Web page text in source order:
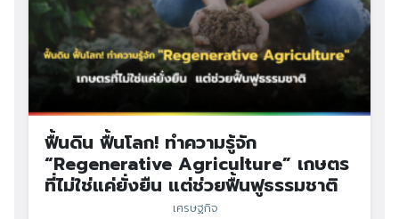
ฟื้นดิน ฟื้นโลก! ทำความรู้จัก
“Regenerative Agriculture” เกษตร
ที่ไม่ใช่แค่ยั่งยืน แต่ช่วยฟื้นฟูธรรมชาติ
เศรษฐกิจ